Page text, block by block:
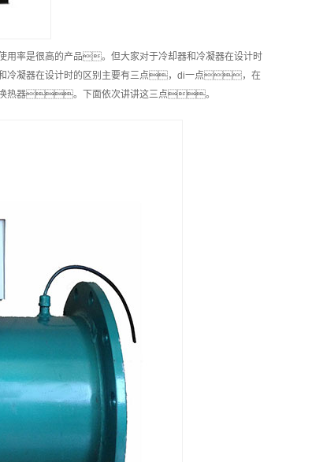
率是很高的产品。但大家对于冷却器和冷凝器在设计时
冷凝器在设计时的区别主要有三点，di一点，在
换热器。下面依次讲讲这三点。